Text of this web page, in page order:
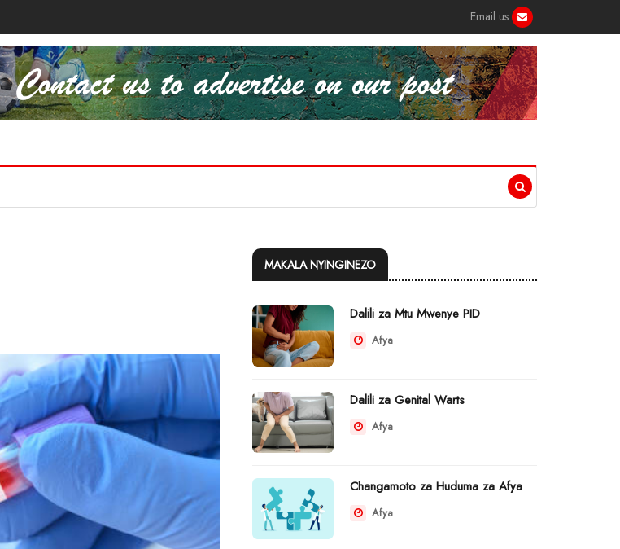
Email us
MAKALA NYINGINEZO
Dalili za Mtu Mwenye PID
Afya
Dalili za Genital Warts
Afya
Changamoto za Huduma za Afya
Afya